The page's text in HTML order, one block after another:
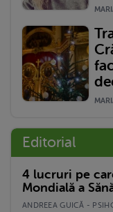
Editorial
4 lucruri pe
Mondială a
ANDREEA GUICĂ -